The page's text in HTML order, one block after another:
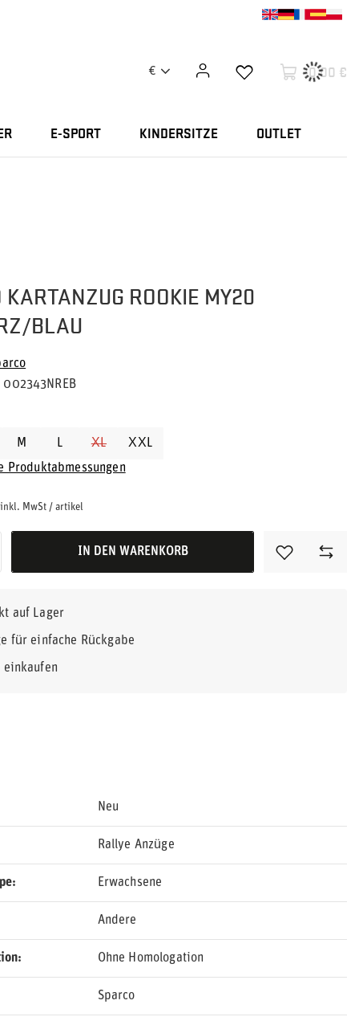
€ 0,00 €
E-SPORT KINDERSITZE OUTLET
KARTANZUG ROOKIE MY20
BLAU
002343NREB
M L XL
XXL
Produktabmessungen
inkl. MwSt /artikel
IN DEN WARENKORB
auf Lager
für einfache Rückgabe
einkaufen
Neu
Rallye Anzüge
Erwachsene
Andere
Ohne Homologation
Sparco